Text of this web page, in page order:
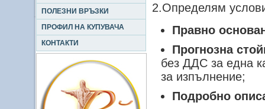
ПОЛЕЗНИ ВРЪЗКИ
ПРОФИЛ НА КУПУВАЧА
КОНТАКТИ
2.Определям
Правно
Прогнозна
без ДДС за една
за изпълнение;
Подробно